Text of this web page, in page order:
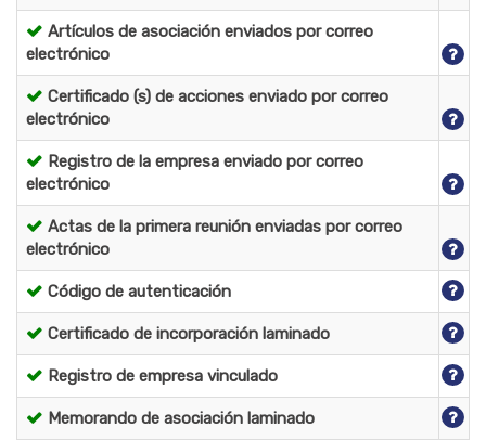
Artículos de asociación enviados por correo
electrónico
Certificado (s) de acciones enviado por correo
electrónico
Registro de la empresa enviado por correo
electrónico
Actas de la primera reunión enviadas por correo
electrónico
Código de autenticación
Certificado de incorporación laminado
Registro de empresa vinculado
Memorando de asociación laminado